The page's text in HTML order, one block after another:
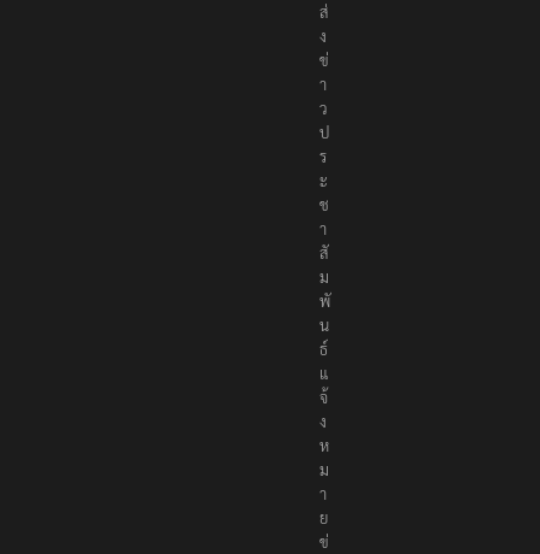
ส่
ง
ข่
า
ว
ป
ร
ะ
ช
า
สั
ม
พั
น
ธ์
แ
จ้
ง
ห
ม
า
ย
ข่